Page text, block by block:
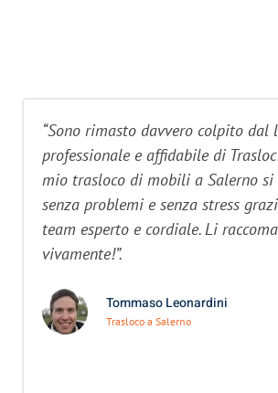
“Sono rimasto davvero colpito dal
professionale e affidabile di
mio trasloco di mobili a Salerno si
senza problemi e senza stress
team esperto e cordiale. Li
vivamente!”.
Tommaso Leonardini
Trasloco a Salerno